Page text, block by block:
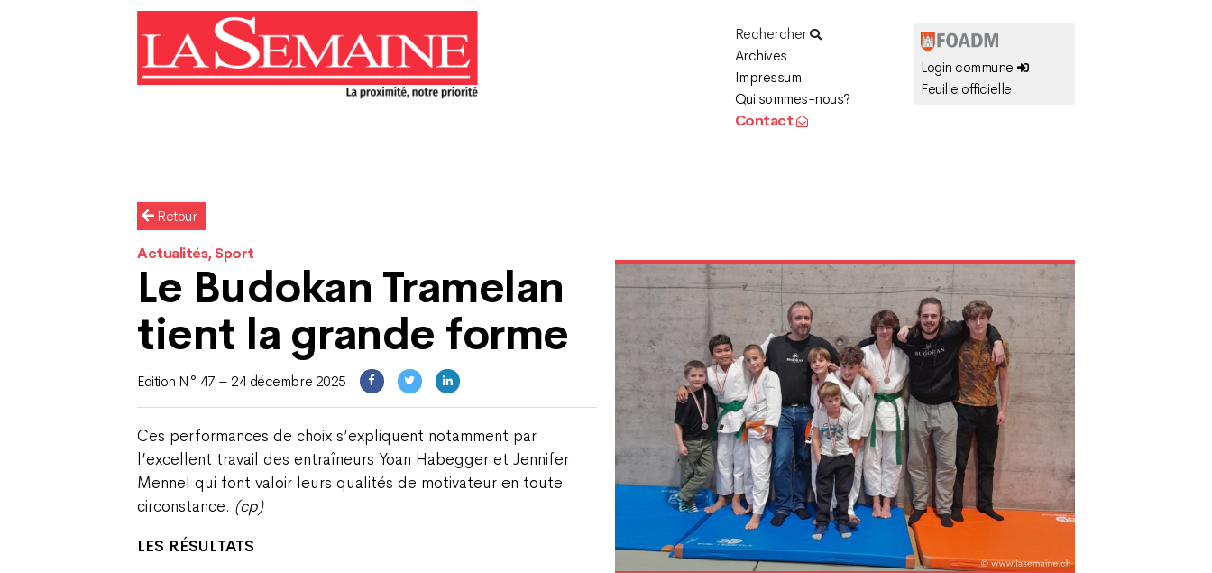
Rechercher
Archives
Impressum
Qui sommes-nous?
Contact
Login commune
Feuille officielle
Retour
Actualités, Sport
Le Budokan Tramelan
tient la grande forme
Edition N° 47 – 24 décembre 2025
Ces performances de choix s’expliquent notamment par
l’excellent travail des entraîneurs Yoan Habegger et Jennifer
Mennel qui font valoir leurs qualités de motivateur en toute
circonstance. (cp)
LES RÉSULTATS